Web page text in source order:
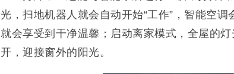
光，扫地机器人就会自动开始“工作”，智能空
就会享受到干净温馨；启动离家模式，全屋的
开，迎接窗外的阳光。